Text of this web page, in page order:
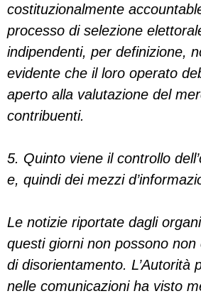
costituzionalmente
processo di selezione
indipendenti, per definizione,
evidente che il loro operato
aperto alla valutazione del
contribuenti.
5. Quinto viene il controllo
e, quindi dei mezzi
Le notizie riportate dagli
questi giorni non possono
di disorientamento. L’Autorità
nelle comunicazioni ha visto